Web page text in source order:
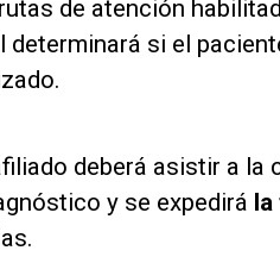
de atención
determinará si el
deberá asistir a
y se expedirá la